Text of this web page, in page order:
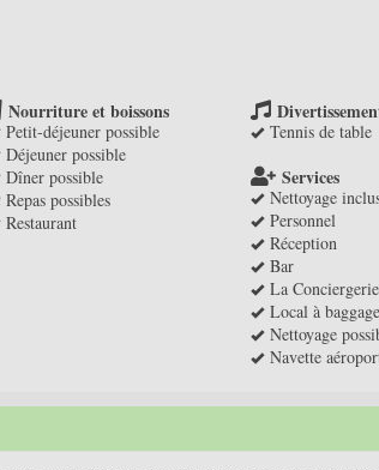
Nourriture et boissons
Petit-déjeuner possible
Déjeuner possible
Dîner possible
Repas possibles
Restaurant
Tennis de table
Services
Nettoyage
Personnel
Réception
Bar
La Conciergerie
Local à
Nettoyage
Navette